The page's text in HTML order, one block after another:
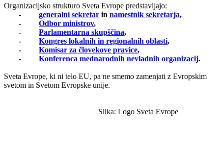
Organizacijsko strukturo Sveta Evrope predstavljajo:
- generalni sekretar in namestnik sekretarja,
- Odbor ministrov,
- Parlamentarna skupščina,
- Kongres lokalnih in regionalnih oblasti,
- Komisar za človekove pravice,
- Konferenca mednarodnih nevladnih organizacij.
Sveta Evrope, ki ni telo EU, pa ne smemo zamenjati z Evropskim
svetom in Svetom Evropske unije.
Slika: Logo Sveta Evrope